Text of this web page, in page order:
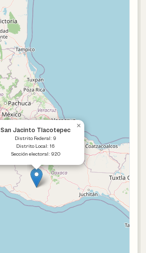
San Jacinto Tlacotepec
Distrito Federal: 9
Distrito Local: 16
Sección electoral: 920
×